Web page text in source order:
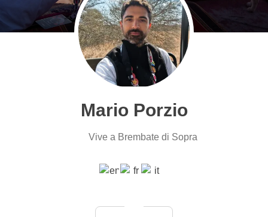
Mario Porzio
Vive a Brembate di Sopra